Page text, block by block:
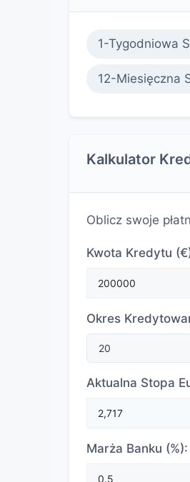
1-Tygodniowa
12-Miesięczna
Kalkulator
Oblicz swoje
Kwota Kredytu
Okres
Aktualna Stopa
Marża Banku (%):